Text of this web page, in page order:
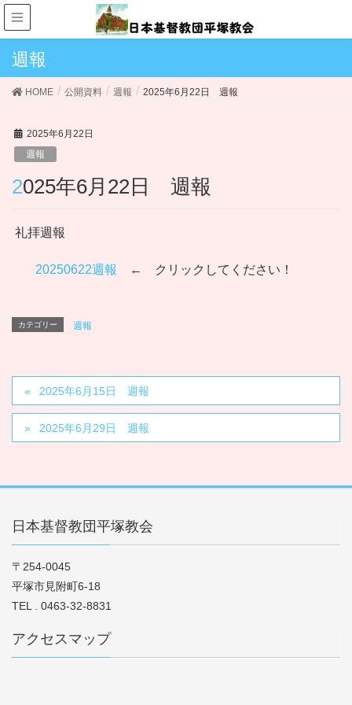
週報
HOME 公開資料 週報 2025年6月22日 週報
2025年6月22日
週報
2025年6月22日 週報
礼拝週報
20250622週報 ← クリックしてください！
カテゴリー 週報
2025年6月15日 週報
2025年6月29日 週報
日本基督教団平塚教会
〒254-0045
平塚市見附町6-18
TEL . 0463-32-8831
アクセスマップ